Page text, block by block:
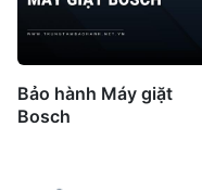
Bảo hành Máy giặt
Bosch